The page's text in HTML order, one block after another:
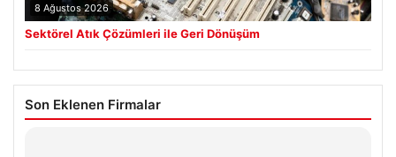
8 Ağustos 2026
Sektörel Atık Çözümleri ile Geri Dönüşüm
Son Eklenen Firmalar